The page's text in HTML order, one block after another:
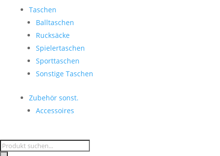
Taschen
Balltaschen
Rucksäcke
Spielertaschen
Sporttaschen
Sonstige Taschen
Zubehör sonst.
Accessoires
Products